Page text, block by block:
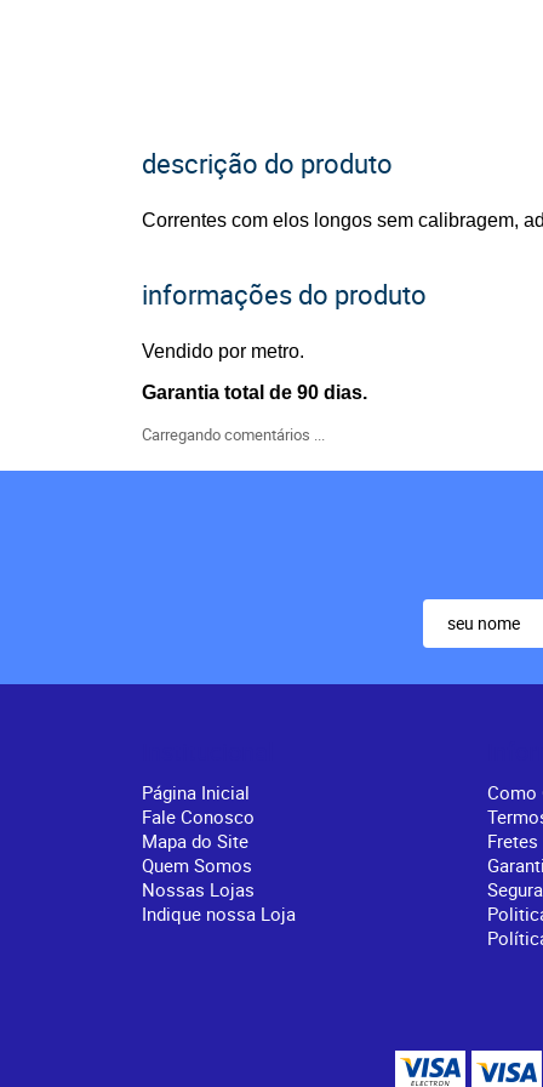
descrição do produto
Correntes com elos longos sem calibragem,
informações do produto
Vendido por metro.
Garantia total de 90 dias.
Carregando comentários ...
Página Inicial
Fale Conosco
Mapa do Site
Quem Somos
Nossas Lojas
Indique nossa Loja
Como